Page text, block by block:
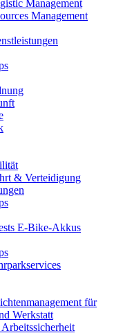
Management
Management
& Verteidigung
E-Bike-Akkus
für
Werkstatt